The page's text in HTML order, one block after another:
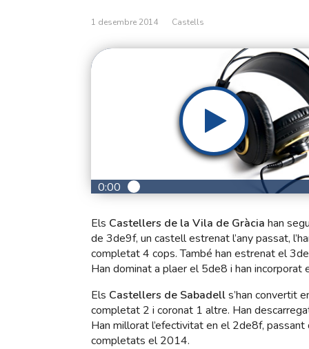
1 desembre 2014 Castells
0:00
Els Castellers de la Vila de Gràcia han
de 3de9f, un castell estrenat l’any passat,
completat 4 cops. També han estrenat el
Han dominat a plaer el 5de8 i han
Els Castellers de Sabadells’han convertit
completat 2 i coronat 1 altre. Han
Han millorat l’efectivitat en el 2de8f,
completats el 2014.